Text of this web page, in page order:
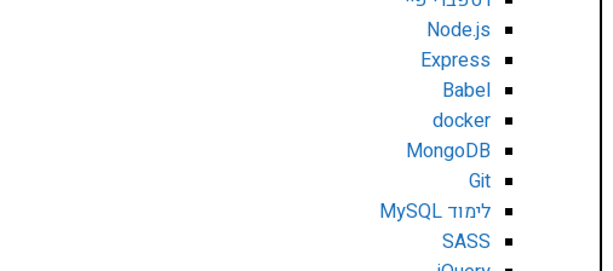
Node.js
Express
Babel
docker
MongoDB
Git
לימוד MySQL
SASS